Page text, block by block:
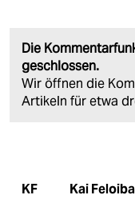
Die
geschlossen.
Wir öffnen die
Artikeln für etwa
KF Kai